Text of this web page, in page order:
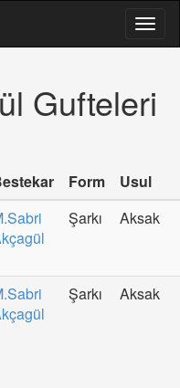
Gufteleri
Form
Usul
Şarkı Aksak
Şarkı Aksak